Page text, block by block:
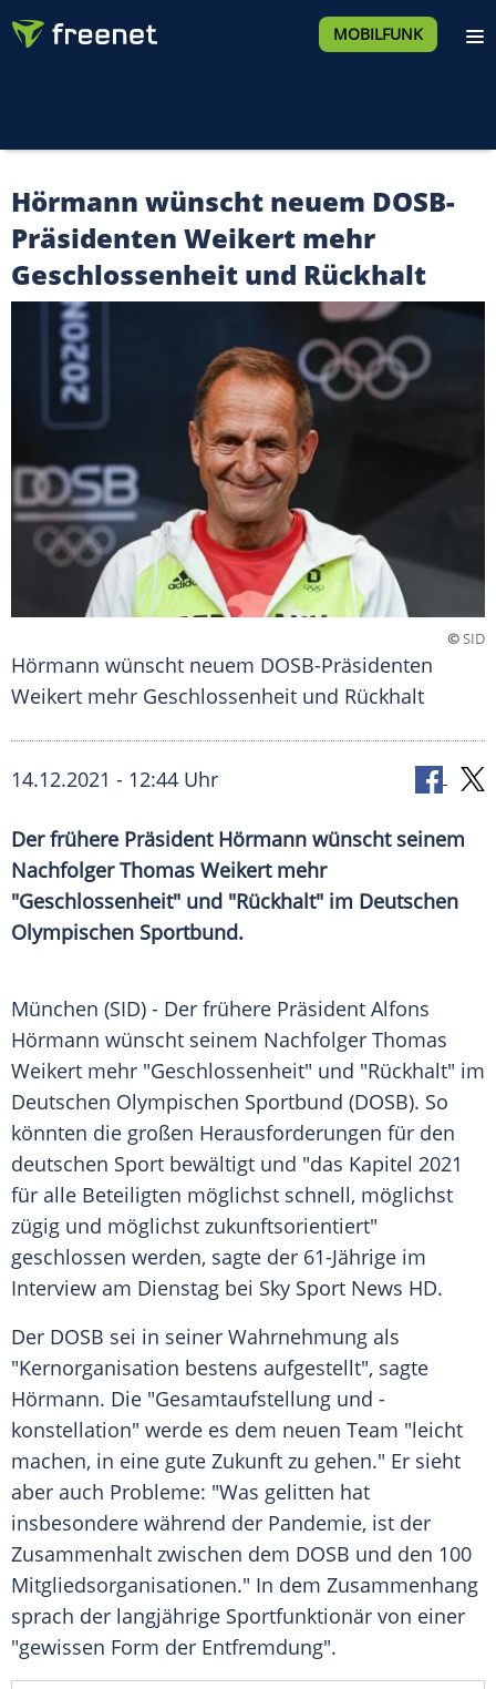
MOBILFUNK
Hörmann wünscht neuem DOSB-
Präsidenten Weikert mehr
Geschlossenheit und Rückhalt
©SID
Hörmann wünscht neuem DOSB-Präsidenten
Weikert mehr Geschlossenheit und Rückhalt
14.12.2021 - 12:44 Uhr
Der frühere Präsident Hörmann wünscht seinem
NachfolgerThomas Weikertmehr
"Geschlossenheit" und "Rückhalt" im Deutschen
Olympischen Sportbund.
München (SID) - Der frühere Präsident Alfons
Hörmann wünscht seinem Nachfolger Thomas
Weikert mehr "Geschlossenheit" und "Rückhalt" im
Deutschen Olympischen Sportbund (DOSB). So
könnten die großen Herausforderungen für den
deutschen Sport bewältigt und "das Kapitel 2021
für alle Beteiligten möglichst schnell, möglichst
zügig und möglichst zukunftsorientiert"
geschlossen werden, sagte der 61-Jährige im
Interview am Dienstag bei Sky Sport News HD.
Der DOSB sei in seiner Wahrnehmung als
"Kernorganisation bestens aufgestellt", sagte
Hörmann. Die "Gesamtaufstellung und -
konstellation" werde es dem neuen Team "leicht
machen, in eine gute Zukunft zu gehen." Er sieht
aber auch Probleme: "Was gelitten hat
insbesondere während der Pandemie, ist der
Zusammenhalt zwischen dem DOSB und den 100
Mitgliedsorganisationen." In dem Zusammenhang
sprach der langjährige Sportfunktionär von einer
"gewissen Form der Entfremdung".